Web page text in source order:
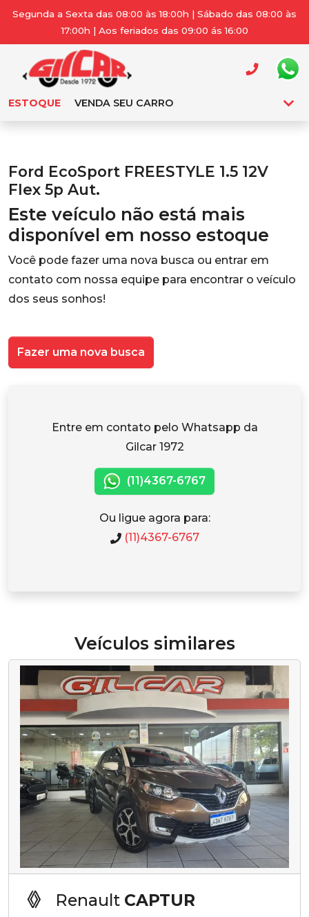
Segunda a Sexta das 08:00 às 18:00h | Sábado das 08:00 às
17:00h | Aos feriados das 09:00 ás 16:00
ESTOQUE VENDA SEU CARRO
Ford EcoSport FREESTYLE 1.5 12V
Flex 5p Aut.
Este veículo não está mais
disponível em nosso estoque
Você pode fazer uma nova busca ou entrar em
contato com nossa equipe para encontrar o veículo
dos seus sonhos!
Fazer uma nova busca
Entre em contato pelo Whatsapp da
Gilcar 1972
(11)4367-6767
Ou ligue agora para:
(11)4367-6767
Veículos similares
Renault CAPTUR